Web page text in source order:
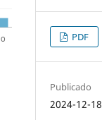
PDF
Publicado
2024-12-18